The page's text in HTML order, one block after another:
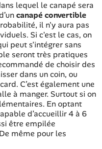
lequel le canapé sera
canapé convertible
il n'y aura pas
Si c'est le cas, on
peut s'intégrer sans
seront très pratiques
de choisir des
dans un coin, ou
C’est également une
à manger. Surtout si on
En optant
d’accueillir 4 à 6
être empilée
même pour les